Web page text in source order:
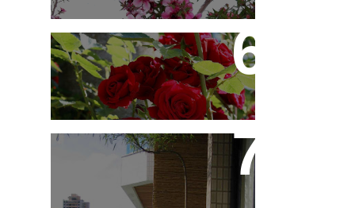
Você Sabe Tudo Sobre
Rosas?
Saiba Tudo Sobre
Jardins de Inverno